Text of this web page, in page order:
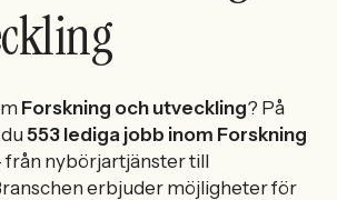
konto
Forskning och utveckling? På
553 lediga jobb inom Forskning
från nybörjartjänster till
erbjuder möjligheter för